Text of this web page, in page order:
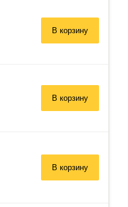
В корзину
В корзину
В корзину